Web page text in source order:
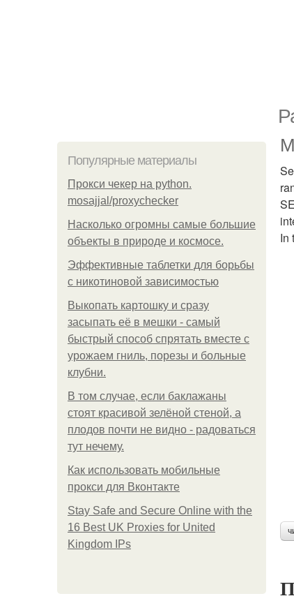
Популярные материалы
Прокси чекер на python.
mosajjal/proxychecker
Насколько огромны самые большие
объекты в природе и космосе.
Эффективные таблетки для борьбы
с никотиновой зависимостью
Выкопать картошку и сразу
засыпать её в мешки - самый
быстрый способ спрятать вместе с
урожаем гниль, порезы и больные
клубни.
В том случае, если баклажаны
стоят красивой зелёной стеной, а
плодов почти не видно - радоваться
тут нечему.
Как использовать мобильные
прокси для Вконтакте
Stay Safe and Secure Online with the
16 Best UK Proxies for United
Kingdom IPs
In